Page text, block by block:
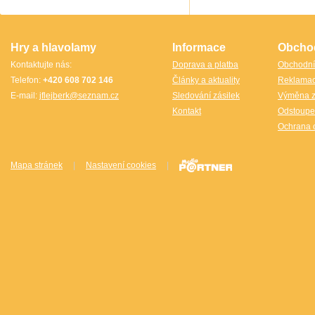
Hry a hlavolamy
Kontaktujte nás:
Telefon: +420 608 702 146
E-mail: jflejberk@seznam.cz
Informace
Doprava a platba
Články a aktuality
Sledování zásilek
Kontakt
Výměna
Ochrana
Mapa stránek Nastavení cookies